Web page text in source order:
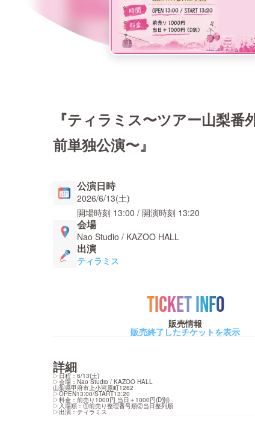
『ティラミス〜ツアー山梨番
前単独公演〜』
公演日時
2026/6/13(土)
開場時刻 13:00 / 開演時刻 13:20
会場
Nao Studio / KAZOO HALL
出演
ティラミス
TICKET INFO
販売情報
販売終了したチケットを表示
詳細
▷日程：6/13(土)
▷会場：Nao Studio / KAZOO HALL
山梨県甲府市上小河原町1262
▷OPEN13:00/START13:20
▷料金：前売り1000円 当日＋1000円(D別)
▷入場順：①前売り整理番号順②当日整列順
▷出演：ティラミス